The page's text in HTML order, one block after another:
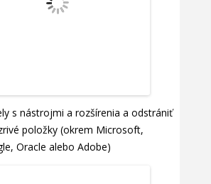
s nástrojmi a rozšírenia a odstrániť
položky (okrem Microsoft,
Oracle alebo Adobe)